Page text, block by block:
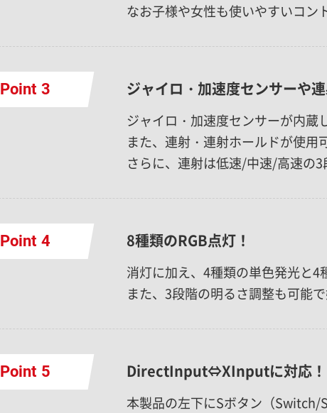
なお子様や女性も使いやすいコン
Point ジャイロ・加速度センサーや
ジャイロ・加速度センサーが内蔵
また、連射・連射ホールドが使用
さらに、連射は低速/中速/高速の
Point 8種類のRGB点灯！
消灯に加え、4種類の単色発光と4
また、3段階の明るさ調整も可能
Point DirectInput⇔XInputに対応！
本製品の左下にSボタン（Switch/